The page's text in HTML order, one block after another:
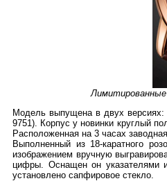
Лимитированные
Модель выпущена в двух версиях:
9751). Корпус у новинки круглый
Расположенная на 3 часах
Выполненный из 18-каратного
изображением вручную
цифры. Оснащен он указателями
установлено сапфировое стекло.